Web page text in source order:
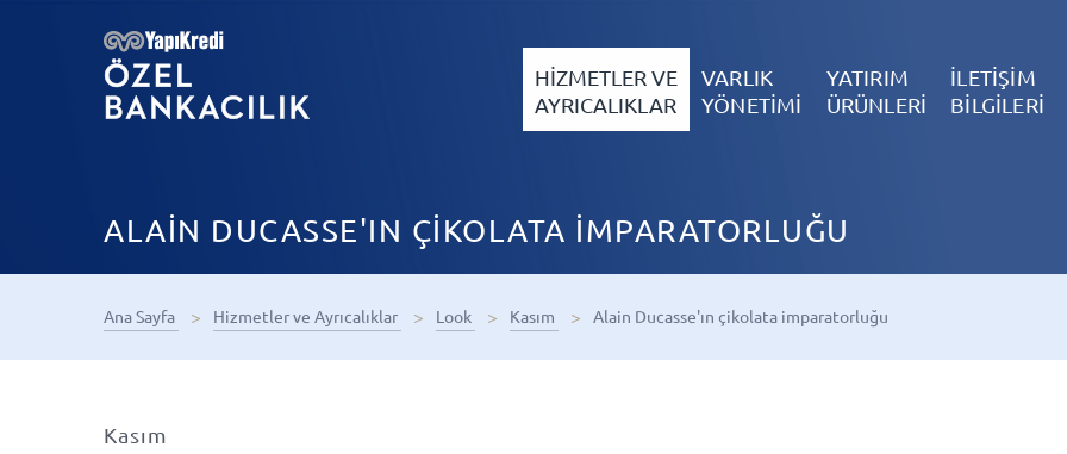
HİZMETLER VE
AYRICALIKLAR
VARLIK
YÖNETİMİ
YATIRIM
ÜRÜNLERİ
İLETİŞİM
BİLGİLERİ
ALAİN DUCASSE'IN ÇİKOLATA İMPARATORLUĞU
Ana Sayfa Hizmetler ve Ayrıcalıklar Look Kasım Alain Ducasse'ın çikolata imparatorluğu
Kasım